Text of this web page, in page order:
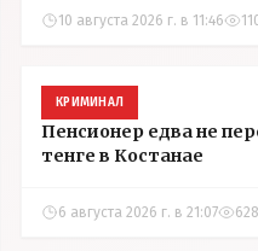
10 августа 2026 г. в 11:46
КРИМИНАЛ
Пенсионер едва не
тенге в Костанае
6 августа 2026 г. в 21:07 628